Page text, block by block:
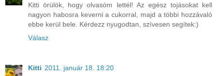
Kitti örülök, hogy olvasóm lettél! Az egész tojásokat kell
nagyon habosra keverni a cukorral, majd a többi hozzávaló
ebbe kerül bele. Kérdezz nyugodtan, szívesen segítek:)
Válasz
Kitti 2011. január 18. 18:20